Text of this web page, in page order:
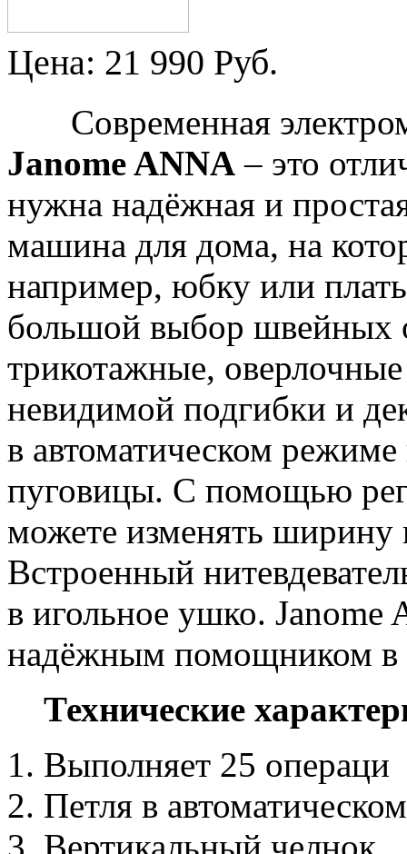
Цена: 21 990 Руб.
Современная
Janome ANNA – это
нужна надёжная и
машина для дома, на
например, юбку или
большой выбор швейных
трикотажные,
невидимой подгибки и
в автоматическом
пуговицы. С помощью
можете изменять ширину
Встроенный
в игольное ушко. Janome
надёжным помощником в
Технические
Выполняет 25 операци
Петля в
Вертикальный челнок